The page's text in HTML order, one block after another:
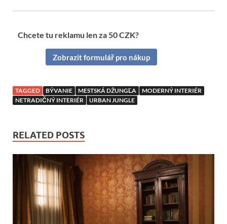
Chcete tu reklamu len za 50 CZK?
Zobrazit formulář pro nákup
TAGGED BÝVANIE MESTSKÁ DŽUNGĽA
MODERNÝ INTERIÉR
NETRADIČNÝ INTERIÉR
URBAN JUNGLE
RELATED POSTS